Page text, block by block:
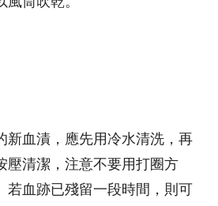
新血漬，應先用冷水清洗，再
壓清潔，注意不要用打圈方
若血跡已殘留一段時間，則可